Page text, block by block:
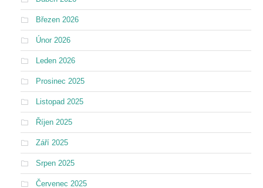
Březen 2026
Únor 2026
Leden 2026
Prosinec 2025
Listopad 2025
Říjen 2025
Září 2025
Srpen 2025
Červenec 2025